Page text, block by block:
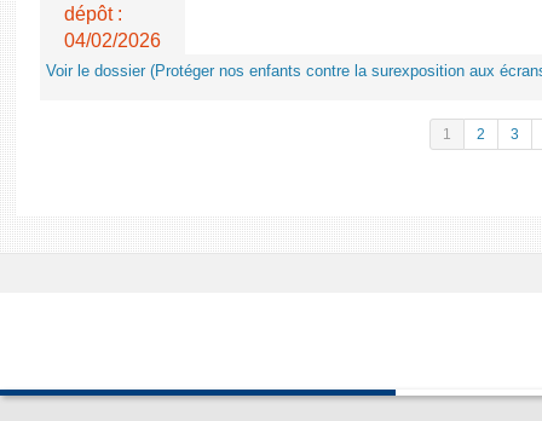
dépôt :
04/02/2026
Voir le dossier (Protéger nos enfants contre la surexposition aux
1 2 3